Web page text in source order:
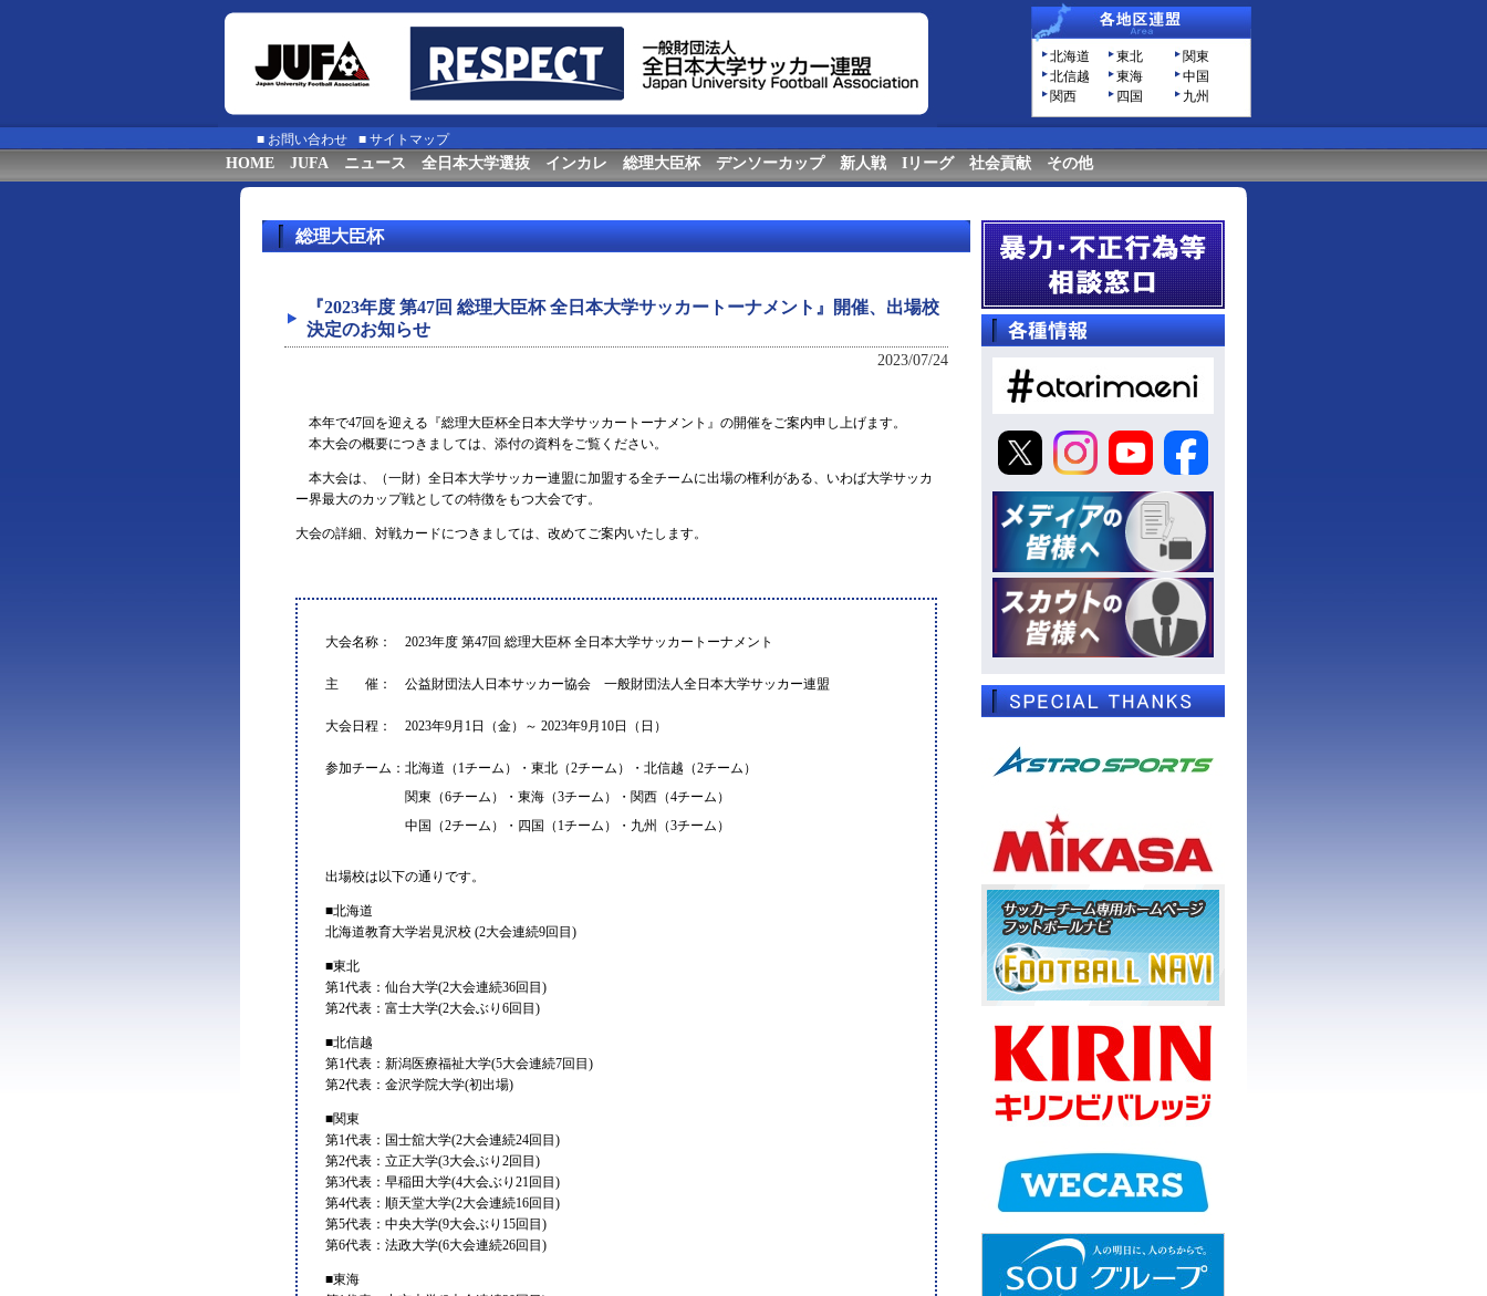
北海道 東北
関東
北信越
東海
中国
関西
四国 九州
■ お問い合わせ ■ サイトマップ
HOME JUFA ニュース 全日本大学選抜 インカレ 総理大臣杯 デンソーカップ 新人戦 Iリーグ 社会貢献 その他
総理大臣杯
『2023年度 第47回 総理大臣杯 全日本大学サッカートーナメント』開催、出場校
決定のお知らせ
2023/07/24
本年で47回を迎える『総理大臣杯全日本大学サッカートーナメント』の開催をご案内申し上げます。
本大会の概要につきましては、添付の資料をご覧ください。
本大会は、（一財）全日本大学サッカー連盟に加盟する全チームに出場の権利がある、いわば大学サッカ
ー界最大のカップ戦としての特徴をもつ大会です。
大会の詳細、対戦カードにつきましては、改めてご案内いたします。
大会名称： 2023年度 第47回 総理大臣杯 全日本大学サッカートーナメント
主 催： 公益財団法人日本サッカー協会 一般財団法人全日本大学サッカー連盟
大会日程： 2023年9月1日（金）～ 2023年9月10日（日）
参加チーム：北海道（1チーム）・東北（2チーム）・北信越（2チーム）
関東（6チーム）・東海（3チーム）・関西（4チーム）
中国（2チーム）・四国（1チーム）・九州（3チーム）
出場校は以下の通りです。
■北海道
北海道教育大学岩見沢校 (2大会連続9回目)
■東北
第1代表：仙台大学(2大会連続36回目)
第2代表：富士大学(2大会ぶり6回目)
■北信越
第1代表：新潟医療福祉大学(5大会連続7回目)
第2代表：金沢学院大学(初出場)
■関東
第1代表：国士舘大学(2大会連続24回目)
第2代表：立正大学(3大会ぶり2回目)
第3代表：早稲田大学(4大会ぶり21回目)
第4代表：順天堂大学(2大会連続16回目)
第5代表：中央大学(9大会ぶり15回目)
第6代表：法政大学(6大会連続26回目)
■東海